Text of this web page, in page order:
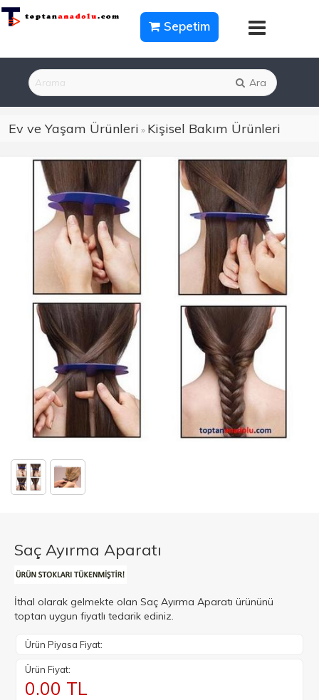
Sepetim
Ara
Ev ve Yaşam Ürünleri » Kişisel Bakım Ürünleri
Saç Ayırma Aparatı
İthal olarak gelmekte olan Saç Ayırma Aparatı ürününü
toptan uygun fiyatlı tedarik ediniz.
Ürün Piyasa Fiyat:
Ürün Fiyat:
0.00 TL